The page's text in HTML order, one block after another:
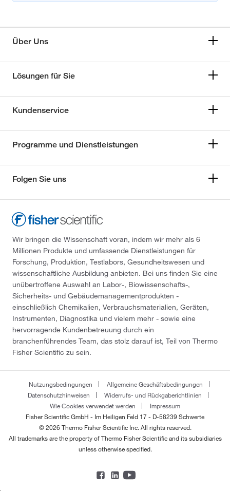
Über Uns
Lösungen für Sie
Kundenservice
Programme und Dienstleistungen
Folgen Sie uns
Wir bringen die Wissenschaft voran, indem wir mehr als 6
Millionen Produkte und umfassende Dienstleistungen für
Forschung, Produktion, Testlabors, Gesundheitswesen und
wissenschaftliche Ausbildung anbieten. Bei uns finden Sie eine
unübertroffene Auswahl an Labor-, Biowissenschafts-,
Sicherheits- und Gebäudemanagementprodukten -
einschließlich Chemikalien, Verbrauchsmaterialien, Geräten,
Instrumenten, Diagnostika und vielem mehr - sowie eine
hervorragende Kundenbetreuung durch ein
branchenführendes Team, das stolz darauf ist, Teil von Thermo
Fisher Scientific zu sein.
Nutzungsbedingungen
Allgemeine Geschäftsbedingungen
Datenschutzhinweisen
Widerrufs- und Rückgaberichtlinien
Wie Cookies verwendet werden
Impressum
Fisher Scientific GmbH - Im Heiligen Feld 17 - D-58239 Schwerte
© 2026 Thermo Fisher Scientific Inc. All rights reserved.
All trademarks are the property of Thermo Fisher Scientific and its subsidiaries
unless otherwise specified.